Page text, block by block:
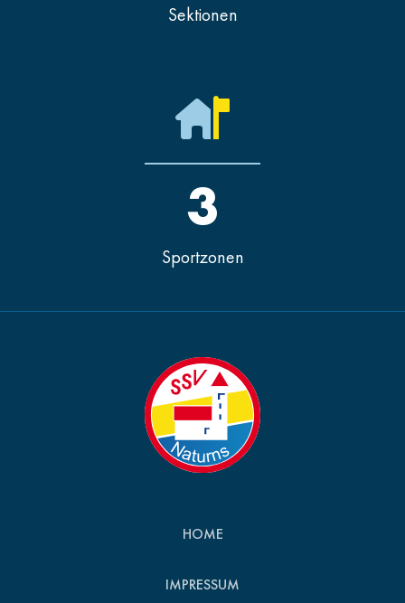
Sektionen
Sportzonen
3
HOME
IMPRESSUM